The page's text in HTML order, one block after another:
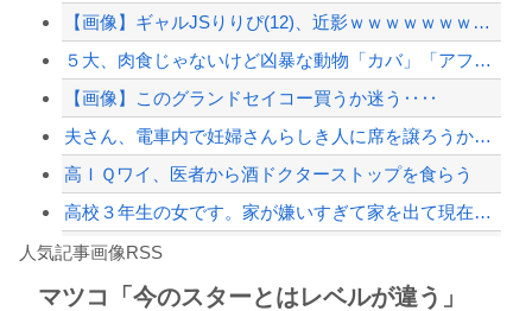
【これは重い】江口寿史さん「自分の絵ごと、このジャンルはそろそろ終わりかな」
【配信者】「金バエ」のSNS更新が1週間途絶え、様々な憶測が飛び交う。1週間ぶり...
Powered by livedoor 相互RSS
【画像】ギャルJSりりぴ(12)、近影ｗｗｗｗｗｗｗｗｗｗ
５大、肉食じゃないけど凶暴な動物「カバ」「アフリカゾウ」「バッファロー」「コーカ...
【画像】このグランドセイコー買うか迷う‥‥
夫さん、電車内で妊婦さんらしき人に席を譲ろうか悩んでいたら隣の男性に先を越される...
高ＩＱワイ、医者から酒ドクターストップを食らう
高校３年生の女です。家が嫌いすぎて家を出て現在養護施設で暮らしています
人気記事画像RSS
マツコ「今のスターとはレベルが違う」